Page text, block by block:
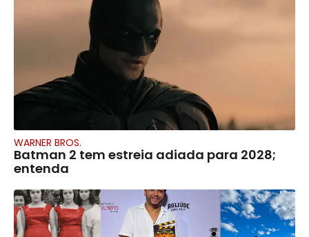
WARNER BROS.
Batman 2 tem estreia adiada para 2028;
entenda